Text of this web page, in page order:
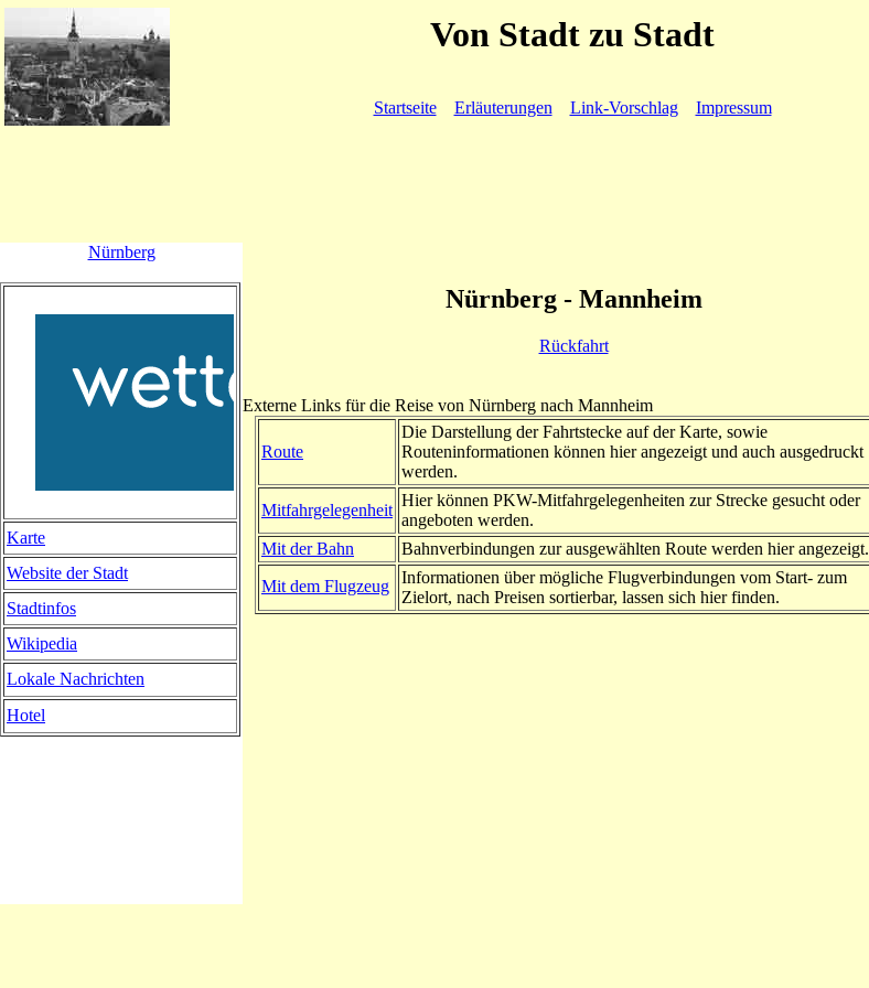
Von Stadt zu Stadt
Startseite Erläuterungen Link-Vorschlag Impressum
Nürnberg - Mannheim
Rückfahrt
Externe Links für die Reise von Nürnberg nach Mannheim
Route
Die Darstellung der Fahrtstecke auf der Karte, sowie
Routeninformationen können hier angezeigt und auch ausgedruckt
werden.
Mitfahrgelegenheit
Hier können PKW-Mitfahrgelegenheiten zur Strecke gesucht oder
angeboten werden.
Mit der Bahn
Bahnverbindungen zur ausgewählten Route werden hier angezeigt.
Mit dem Flugzeug
Informationen über mögliche Flugverbindungen vom Start- zum
Zielort, nach Preisen sortierbar, lassen sich hier finden.
Nürnberg
Karte
Website der Stadt
Stadtinfos
Wikipedia
Lokale Nachrichten
Hotel